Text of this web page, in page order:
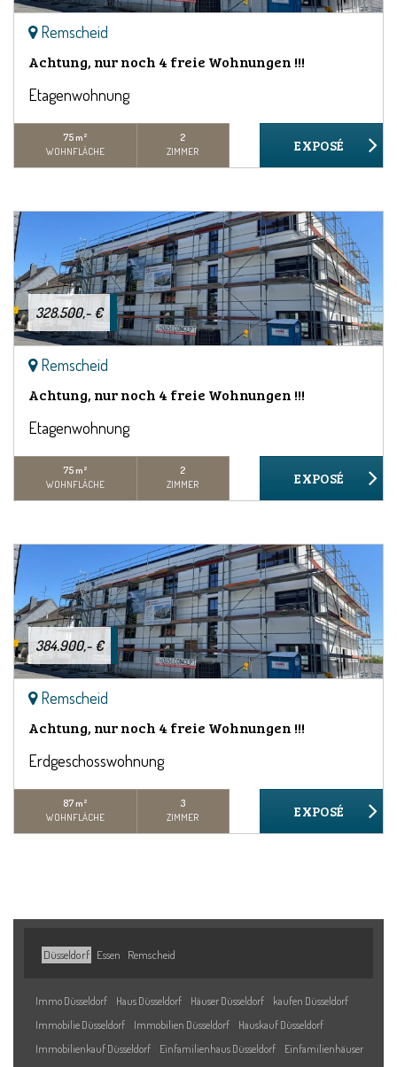
Remscheid
Achtung, nur noch 4 freie Wohnungen !!!
Etagenwohnung
75 m²
WOHNFLÄCHE
2
ZIMMER
328.500,- €
Remscheid
Achtung, nur noch 4 freie Wohnungen !!!
Etagenwohnung
75 m²
WOHNFLÄCHE
2
ZIMMER
384.900,- €
Remscheid
Achtung, nur noch 4 freie Wohnungen !!!
Erdgeschosswohnung
87 m²
WOHNFLÄCHE
3
ZIMMER
Düsseldorf Essen Remscheid
Immo Düsseldorf Haus Düsseldorf Häuser Düsseldorf
kaufen Düsseldorf
Immobilie Düsseldorf
Immobilien Düsseldorf
Hauskauf Düsseldorf
Immobilienkauf Düsseldorf
Einfamilienhaus Düsseldorf
Einfamilienhäuser